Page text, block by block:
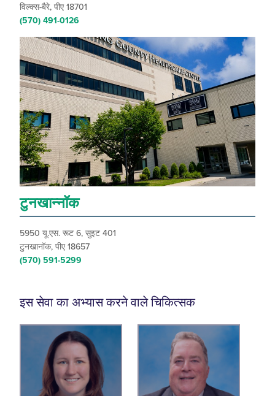
विल्क्स-बैरे, पीए 18701
(570) 491-0126
टुनखान्नॉक
5950 यू.एस. रूट 6, सुइट 401
टुनखानॉक, पीए 18657
(570) 591-5299
इस सेवा का अभ्यास करने वाले चिकित्सक